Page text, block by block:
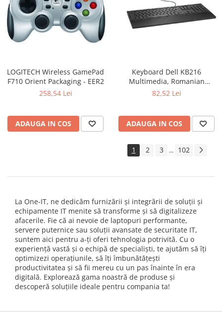
LOGITECH Wireless GamePad
F710 Orient Packaging - EER2
258,54 Lei
ADAUGA IN COS
Keyboard Dell KB216
Multimedia, Romanian
(QWERTZ), Black
82,52 Lei
ADAUGA IN COS
1 2 3 ... 102
La One-IT, ne dedicăm furnizării și integrării de soluții și
echipamente IT menite să transforme și să digitalizeze
afacerile. Fie că ai nevoie de laptopuri performante,
servere puternice sau soluții avansate de securitate IT,
suntem aici pentru a-ți oferi tehnologia potrivită. Cu o
experiență vastă și o echipă de specialiști, te ajutăm să îți
optimizezi operațiunile, să îți îmbunătățești
productivitatea și să fii mereu cu un pas înainte în era
digitală. Explorează gama noastră de produse și
descoperă soluțiile ideale pentru compania ta!